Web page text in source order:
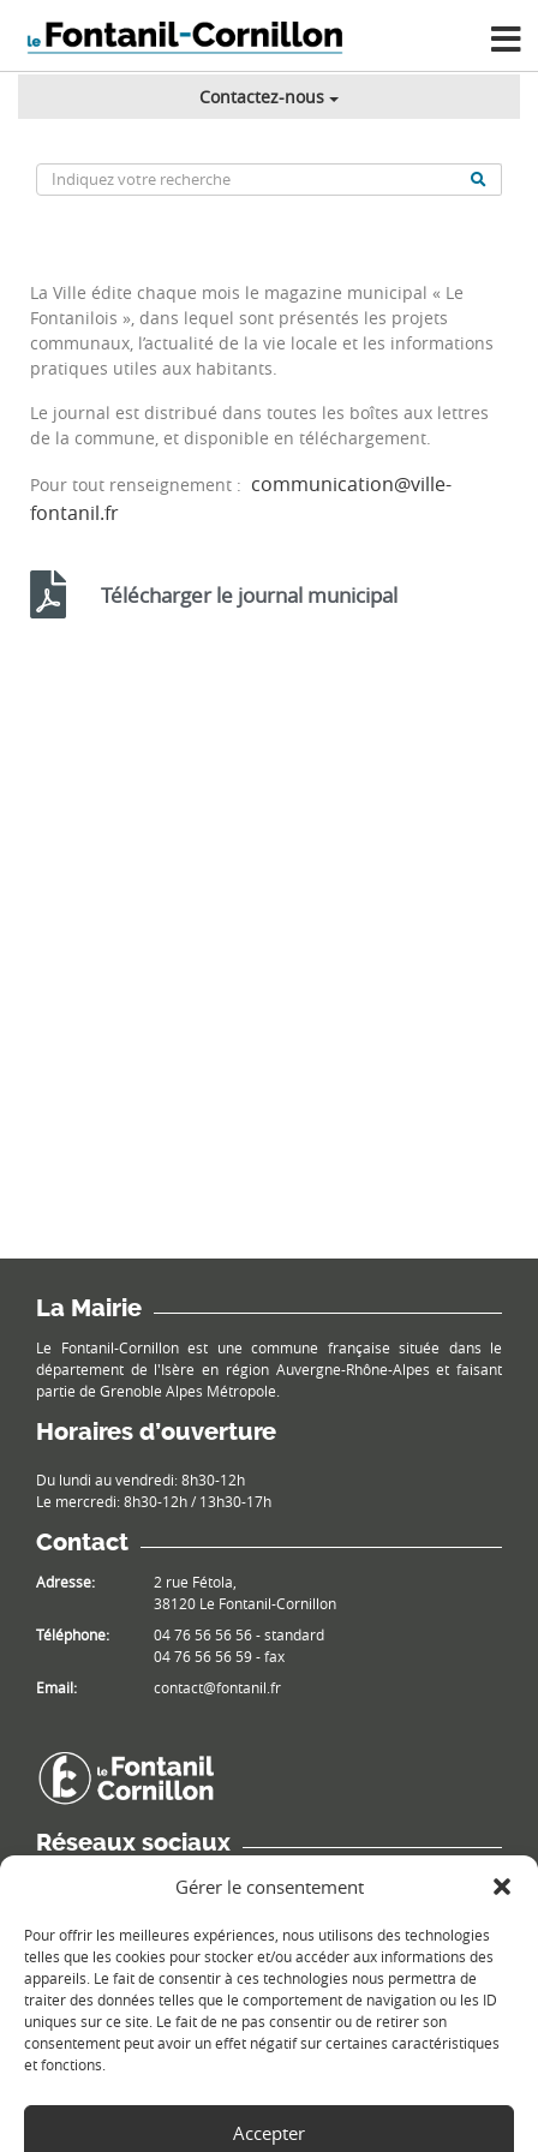
Gérer le consentement
Pour offrir les meilleures expériences, nous utilisons des technologies
telles que les cookies pour stocker et/ou accéder aux informations des
appareils. Le fait de consentir à ces technologies nous permettra de
traiter des données telles que le comportement de navigation ou les ID
uniques sur ce site. Le fait de ne pas consentir ou de retirer son
consentement peut avoir un effet négatif sur certaines caractéristiques
et fonctions.
Accepter
Contactez-nous
La Ville édite chaque mois le magazine municipal « Le
Fontanilois », dans lequel sont présentés les projets
communaux, l’actualité de la vie locale et les informations
pratiques utiles aux habitants.
Le journal est distribué dans toutes les boîtes aux lettres
de la commune, et disponible en téléchargement.
Pour tout renseignement : communication@ville-
fontanil.fr
Télécharger le journal municipal
La Mairie
Le Fontanil-Cornillon est une commune française située dans le
département de l'Isère en région Auvergne-Rhône-Alpes et faisant
partie de Grenoble Alpes Métropole.
Horaires d’ouverture
Du lundi au vendredi: 8h30-12h
Le mercredi: 8h30-12h / 13h30-17h
Contact
Adresse:
2 rue Fétola,
38120 Le Fontanil-Cornillon
Téléphone:
04 76 56 56 56 - standard
04 76 56 56 59 - fax
Email:
contact@fontanil.fr
Réseaux sociaux
Retrouvez les informations de la commune sur différents réseaux
Le plan du site